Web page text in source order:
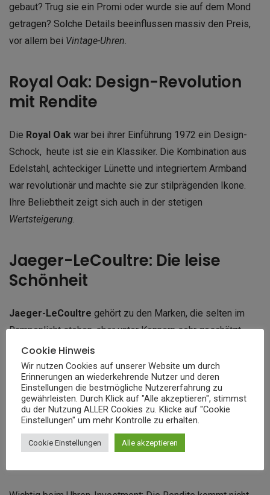
gebaut? Trug sie ein Promi oder wurde sie auf dem Mond
getragen? Solche Details beeinflussen massiv den Preis,
vor allem bei Vintage-Uhren
Royal Oak: Design-Revolution
mit Rendite
Die Royal Oak war bei ihrer Einführung 1972 ein Design-
Schock, heute ist sie ein Klassiker. Die Kombination aus
Edelstahl, achteckiger Lünette und integriertem Armband
war revolutionär und machte sie zur stilprägenden Ikone.
Ihre Beliebtheit zeigt sich auch in der stetigen
Wertsteigerung.
Jaeger-LeCoultre: Die leise
Schönheit
Jaeger-LeCoultre gehört zu den Marken, die selten im
Rampenlicht stehen, aber unter Kennern sehr geschätzt
werden. Modelle wie die
überzeugen durch technische Raffinesse und elegantes
Understatement, perfekt für ein langfristigesInvestment
Investition mit Geduld:
Luxusuhren als Wertanlage
Cookie Hinweis
Wir nutzen Cookies auf unserer Website um durch
Erinnerungen an wiederkehrende Nutzer und deren
Einstellungen die bestmögliche Nutzererfahrung zu
gewährleisten. Durch Klick auf "Alle akzeptieren", stimmst
du der Nutzung ALLER Cookies zu. Klicke auf "Cookie
Einstellungen" um mehr Kontrolle zu erhalten.
Cookie Einstellungen Alle akzeptieren